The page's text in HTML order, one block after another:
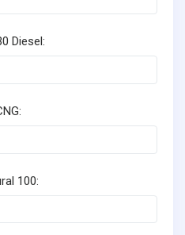
Diesel:
100: